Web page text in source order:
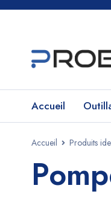
Accueil
Accueil Produits